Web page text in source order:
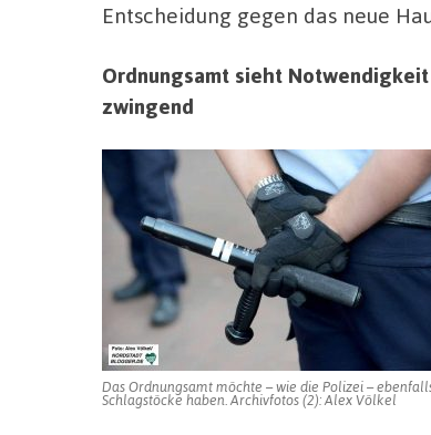
Entscheidung gegen das neue
Ordnungsamt sieht
zwingend
Das Ordnungsamt möchte – wie die Polizei –
Schlagstöcke haben. Archivfotos (2): Alex Völkel